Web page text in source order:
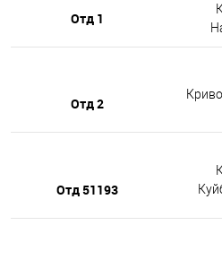
Отд 1
Отд 2
Отд 51193